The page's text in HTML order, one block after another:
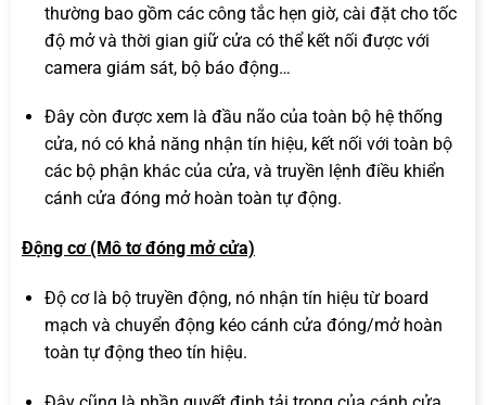
thường bao gồm các công tắc hẹn giờ, cài đặt cho tốc
độ mở và thời gian giữ cửa có thể kết nối được với
camera giám sát, bộ báo động…
Đây còn được xem là đầu não của toàn bộ hệ thống
cửa, nó có khả năng nhận tín hiệu, kết nối với toàn bộ
các bộ phận khác của cửa, và truyền lệnh điều khiển
cánh cửa đóng mở hoàn toàn tự động.
Động cơ (Mô tơ đóng mở cửa)
Độ cơ là bộ truyền động, nó nhận tín hiệu từ board
mạch và chuyển động kéo cánh cửa đóng/mở hoàn
toàn tự động theo tín hiệu.